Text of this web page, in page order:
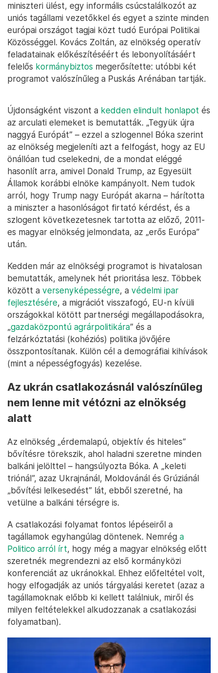
miniszteri ülést, egy informális csúcstalálkozót az
uniós tagállami vezetőkkel és egyet a szinte minden
európai országot tagjai közt tudó Európai Politikai
Közösséggel. Kovács Zoltán, az elnökség operatív
feladatainak előkészítéséért és lebonyolításáért
felelős kormánybiztos megerősítette: utóbbi két
programot valószínűleg a Puskás Arénában tartják.
Újdonságként viszont a kedden elindult honlapot és
az arculati elemeket is bemutatták. „Tegyük újra
naggyá Európát” – ezzel a szlogennel Bóka szerint
az elnökség megjeleníti azt a felfogást, hogy az EU
önállóan tud cselekedni, de a mondat eléggé
hasonlít arra, amivel Donald Trump, az Egyesült
Államok korábbi elnöke kampányolt. Nem tudok
arról, hogy Trump nagy Európát akarna – hárította
a miniszter a hasonlóságot firtató kérdést, és a
szlogent következetesnek tartotta az előző, 2011-
es magyar elnökség jelmondata, az „erős Európa”
után.
Kedden már az elnökségi programot is hivatalosan
bemutatták, amelynek hét prioritása lesz. Többek
között a versenyképességre, a védelmi ipar
fejlesztésére, a migrációt visszafogó, EU-n kívüli
országokkal kötött partnerségi megállapodásokra,
„gazdaközpontú agrárpolitikára” és a
felzárkóztatási (kohéziós) politika jövőjére
összpontosítanak. Külön cél a demográfiai kihívások
(mint a népességfogyás) kezelése.
Az ukrán csatlakozásnál valószínűleg
nem lenne mit vétózni az elnökség
alatt
Az elnökség „érdemalapú, objektív és hiteles”
bővítésre törekszik, ahol haladni szeretne minden
balkáni jelölttel – hangsúlyozta Bóka. A „keleti
triónál”, azaz Ukrajnánál, Moldovánál és Grúziánál
„bővítési lelkesedést” lát, ebből szeretné, ha
vetülne a balkáni térségre is.
A csatlakozási folyamat fontos lépéseiről a
tagállamok egyhangúlag döntenek. Nemrég a
Politico arról írt, hogy még a magyar elnökség előtt
szeretnék megrendezni az első kormányközi
konferenciát az ukránokkal. Ehhez előfeltétel volt,
hogy elfogadják az uniós tárgyalási keretet (azaz a
tagállamoknak előbb ki kellett találniuk, miről és
milyen feltételekkel alkudozzanak a csatlakozási
folyamatban).